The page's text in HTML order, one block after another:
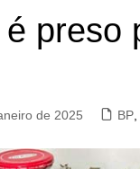
preso
de 2025 BP